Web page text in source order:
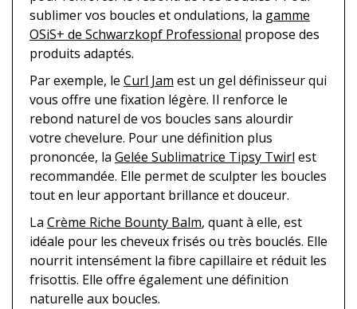
sublimer vos boucles et ondulations, la gamme
OSiS+ de Schwarzkopf Professional propose des
produits adaptés.
Par exemple, le Curl Jam est un gel définisseur qui
vous offre une fixation légère. Il renforce le
rebond naturel de vos boucles sans alourdir
votre chevelure. Pour une définition plus
prononcée, la Gelée Sublimatrice Tipsy Twirl est
recommandée. Elle permet de sculpter les boucles
tout en leur apportant brillance et douceur.
La Crème Riche Bounty Balm, quant à elle, est
idéale pour les cheveux frisés ou très bouclés. Elle
nourrit intensément la fibre capillaire et réduit les
frisottis. Elle offre également une définition
naturelle aux boucles.